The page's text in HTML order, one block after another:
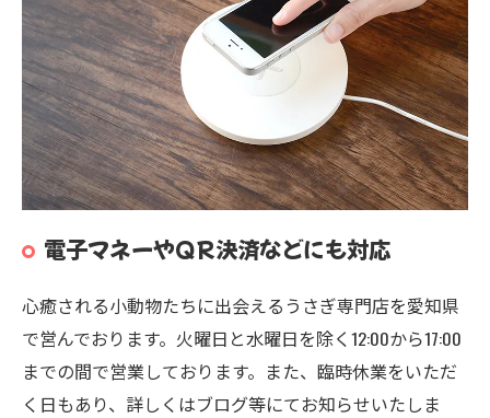
電子マネーやQR決済などにも対応
心癒される小動物たちに出会えるうさぎ専門店を愛知県
で営んでおります。火曜日と水曜日を除く12:00から17:00
までの間で営業しております。また、臨時休業をいただ
く日もあり、詳しくはブログ等にてお知らせいたしま